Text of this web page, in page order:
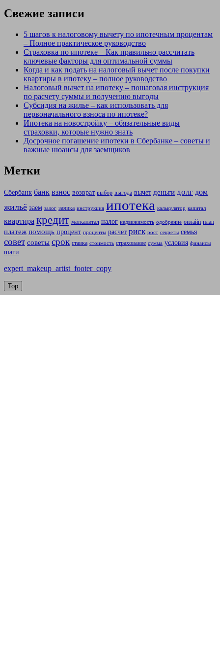
Свежие записи
5 шагов к налоговому вычету по ипотечным процентам
– Полное практическое руководство
Страховка по ипотеке – Как правильно рассчитать
ключевые факторы для оптимальной суммы
Когда и как подать на налоговый вычет после покупки
квартиры в ипотеку – полное руководство
Налоговый вычет на ипотеку – пошаговая инструкция
по расчету суммы и получению выгоды
Субсидия на жилье – как использовать для
первоначального взноса по ипотеке?
Ипотека на новостройку – обязательные виды
страховки, которые нужно знать
Досрочное погашение ипотеки в Сбербанке – советы и
важные нюансы для заемщиков
Метки
Сбербанк банк взнос возврат выбор выгода вычет деньги долг дом
жильё заем залог заявка инструкция ипотека калькулятор капитал
квартира кредит маткапитал налог недвижимость одобрение онлайн план
платеж помощь процент проценты расчет риск рост секреты семья
совет советы срок ставка стоимость страхование сумма условия финансы
шаги
expert_makeup_artist_footer_copy
Top